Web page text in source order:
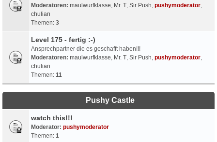
Moderatoren: maulwurfklasse, Mr. T, Sir Push, pushymoderator,
chulian
Themen: 3
Level 175 - fertig :-)
Ansprechpartner die es geschafft haben!!!
Moderatoren: maulwurfklasse, Mr. T, Sir Push, pushymoderator,
chulian
Themen: 11
Pushy Castle
watch this!!!
Moderator: pushymoderator
Themen: 1